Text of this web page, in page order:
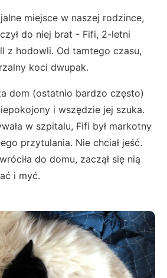
miejsce w naszej rodzince,
do niej brat - Fifi, 2-letni
z hodowli. Od tamtego czasu,
koci dwupak.
dom (ostatnio bardzo często)
i wszędzie jej szuka.
w szpitalu, Fifi był markotny
przytulania. Nie chciał jeść.
do domu, zaczął się nią
i myć.